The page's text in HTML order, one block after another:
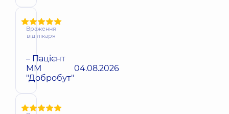
Враження
від лікаря
– Пацієнт
ММ
"Добробут"
04.08.2026